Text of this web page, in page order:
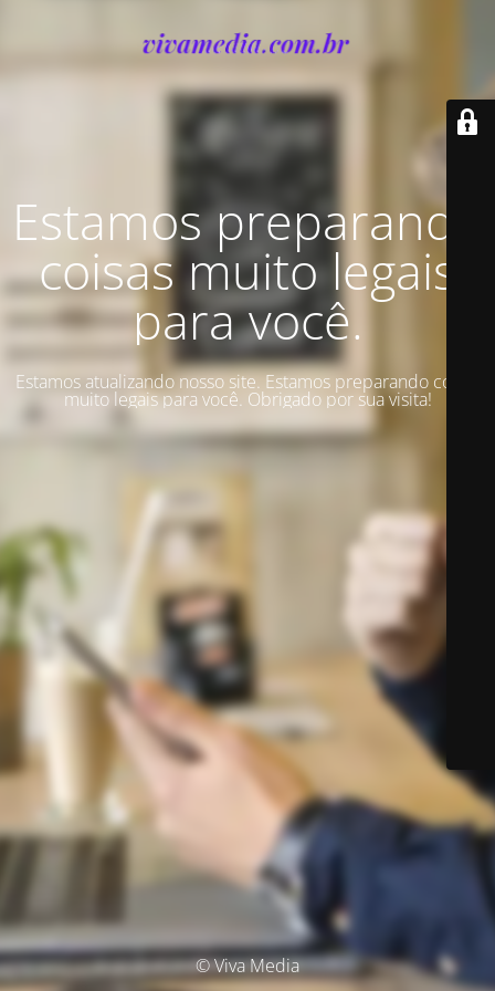
Estamos preparando
coisas muito legais
para você.
Estamos atualizando nosso site. Estamos preparando coisas
muito legais para você. Obrigado por sua visita!
© Viva Media